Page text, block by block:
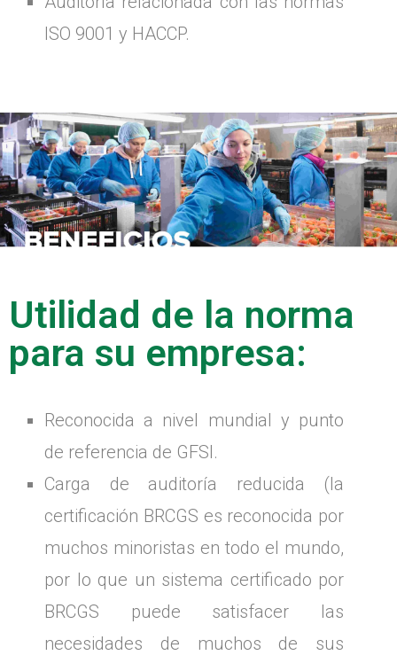
ISO 9001 y HACCP.
Utilidad de la norma
para su empresa:
Reconocida a nivel mundial y punto
de referencia de GFSI.
Carga de auditoría reducida (la
certificación BRCGS es reconocida por
muchos minoristas en todo el mundo,
por lo que un sistema certificado por
BRCGS puede satisfacer las
necesidades de muchos de sus